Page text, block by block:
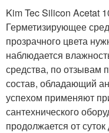
Kim Tec Silicon Acetat
Герметизирующее
прозрачного цвета
наблюдается
средства, по отзывам
состав, обладающий
успехом применяют
сантехнического
продолжается от